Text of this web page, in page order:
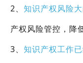
2、 知识产权风险
产权风险管控，降
3、 知识产权工作